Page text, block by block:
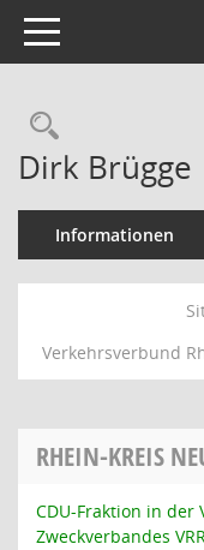
Toggle navigation
Dirk Brügge
Informationen
Verkehrsverbund
RHEIN-KREIS
CDU-Fraktion in der
Zweckverbandes